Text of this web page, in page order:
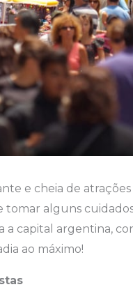
e cheia de
alguns
a capital argentina,
ao máximo!